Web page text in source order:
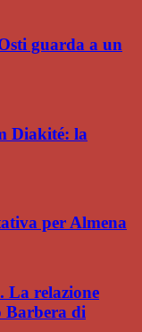
guarda a un
Diakité: la
per Almena
La relazione
Barbera di